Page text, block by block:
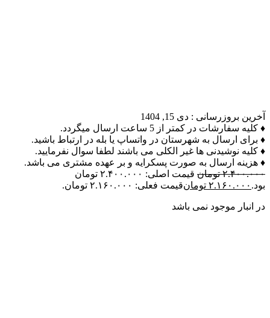
آخرین بروزرسانی : دی 15, 1404
♦ کلیه سفارشات در کمتر از 5 ساعت ارسال میگردد.
♦ برای ارسال به شهرستان در واتساپ یا بله در ارتباط باشید.
♦ کلیه نوشیدنی ها غیر الکلی می باشند لطفا سوال نفرمایید.
♦ هزینه ارسال به صورت پسکرایه و بر عهده مشتری می باشد.
۲.۴۰۰.۰۰۰ تومان
قیمت اصلی: ۲.۴۰۰.۰۰۰ تومان
بود. ۲.۱۶۰.۰۰۰ تومانقیمت فعلی: ۲.۱۶۰.۰۰۰ تومان.
در انبار موجود نمی باشد